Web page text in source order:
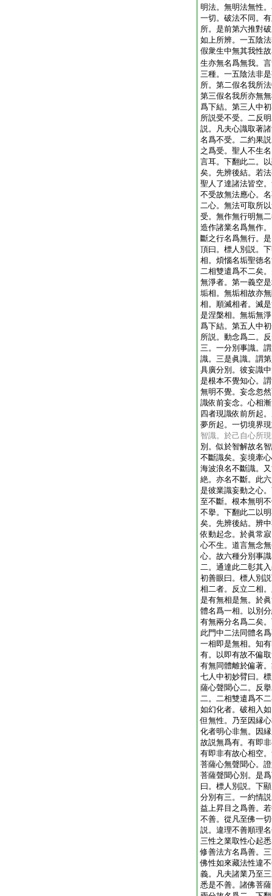
明法。無明法無性
一切。破法不同。
所。是前第六推對
如上所辨。一五陰
假衆生中無其我性
生亦無名爲無我。
三種。一五陰法非
所。第二假名我所
第三假名我所亦無
爲下結。第三人中
所説受不受。二反
説。凡夫心識取著
名爲不受。二約果
之爲受。聖人不生
言耳。下翻此二。
矣。先辨後結。若
聖人了達諸法皆空
不受故無法應心。
二心。無法可取所
受。無作無行明無
造作諸業名爲無作
斷之行名爲無行。
頂曰。標人別説。
相。煩惱名垢聖徳
二相雙遣爲不二矣
無淨者。第一義空
垢相。無垢相故亦
相。順滅相者。滅
是涅槃相。無垢無
爲下結。第五人中
所説。動念爲二。
三。一分別事識。
識。三是眞識。謂
具廣分別。彼妄識
是根本不覺知心。
無明不覺。妄念忽
識依前妄念。心相
四者現識依前所起
夢所起。一切境界
智識。於己自心所
別。似於智解故名
不斷識矣。妄境牽
海波浪名不斷識。
絶。亦名不斷。此
是彼業識妄動之心
至不斷。根本無明
不擧。下翻此二以
矣。先辨後結。辨
依動起念。於眞常
心不生。道言無念
心。故六種分別事
二。通達此二彰其
初善眼曰。標人別
相二者。反立二相
是有無相是無。於
體名爲一相。以別
有無兩分名爲二矣
此門中二法同體名
一相即是無相。知
有。以即有故不偏
有無同體離於偏著
七人中初妙臂曰。
薩心聲聞心二。反
二。二相雙遣爲不
如幻化者。破相入
但無性。乃至因縁
化者明心非無。因
故説無爲有。有即
有即非有故心相空
菩薩心無聲聞心。
菩薩聲聞心別。是
曰。標人別説。下
分別有三。一約情
益上昇目之爲善。
不善。從凡至佛一
説。違理不善順理
三性之業取性心起
修善法方名爲善。
佛性如來藏法性違
義。凡夫諸業乃至
悉是不善。諸佛菩